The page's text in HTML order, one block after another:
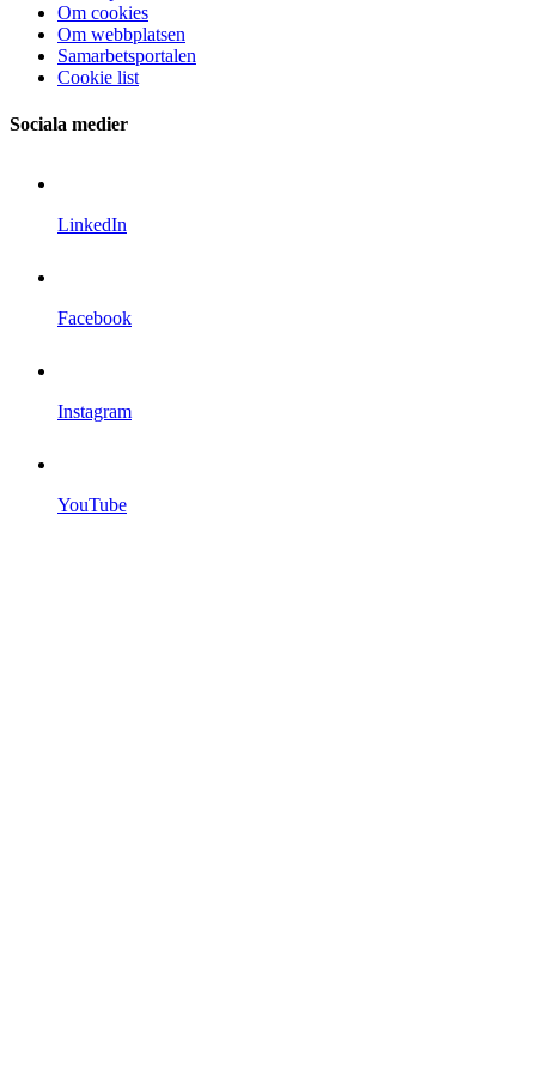
Om cookies
Om webbplatsen
Samarbetsportalen
Cookie list
Sociala medier
LinkedIn
Facebook
Instagram
YouTube